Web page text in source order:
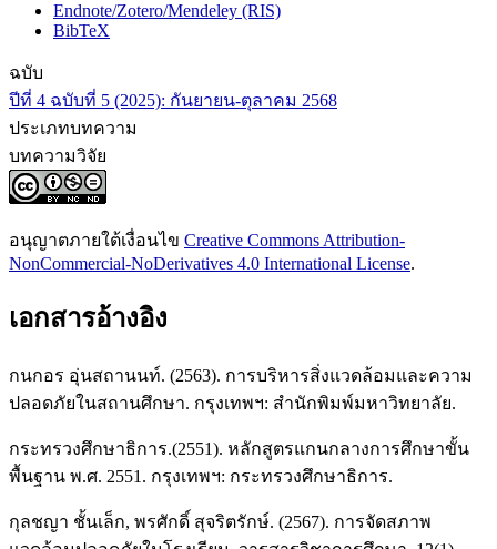
Endnote/Zotero/Mendeley (RIS)
BibTeX
ฉบับ
ปีที่ 4 ฉบับที่ 5 (2025): กันยายน-ตุลาคม 2568
ประเภทบทความ
บทความวิจัย
อนุญาตภายใต้เงื่อนไข Creative Commons Attribution-
NonCommercial-NoDerivatives 4.0 International License.
เอกสารอ้างอิง
กนกอร อุ่นสถานนท์. (2563). การบริหารสิ่งแวดล้อมและความ
ปลอดภัยในสถานศึกษา. กรุงเทพฯ: สำนักพิมพ์มหาวิทยาลัย.
กระทรวงศึกษาธิการ.(2551). หลักสูตรแกนกลางการศึกษาขั้น
พื้นฐาน พ.ศ. 2551. กรุงเทพฯ: กระทรวงศึกษาธิการ.
กุลชญา ชั้นเล็ก, พรศักดิ์ สุจริตรักษ์. (2567). การจัดสภาพ